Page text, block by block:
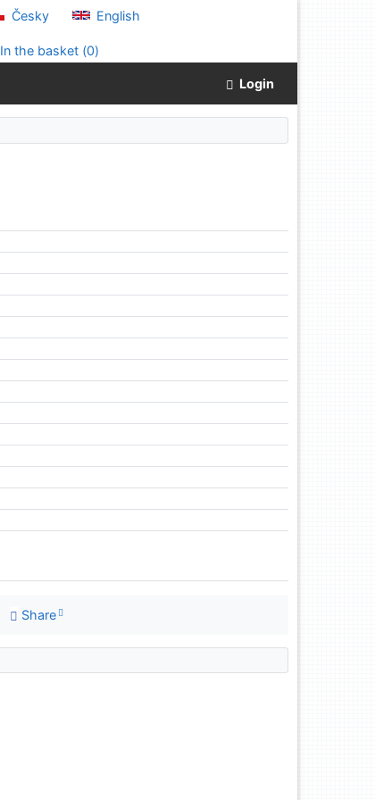
Česky English
In the basket (0)
Login
Share